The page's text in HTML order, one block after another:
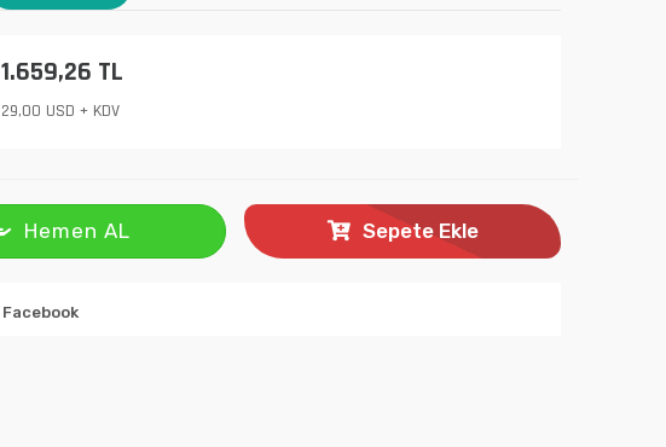
1.659,26 TL
29,00 USD + KDV
Hemen AL Sepete Ekle
Facebook